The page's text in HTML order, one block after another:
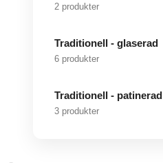
2 produkter
Traditionell - glaserad
6 produkter
Traditionell - patinerad
3 produkter